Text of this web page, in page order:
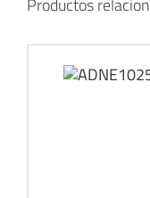
Productos